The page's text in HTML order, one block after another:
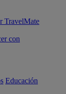
TravelMate
con
Educación